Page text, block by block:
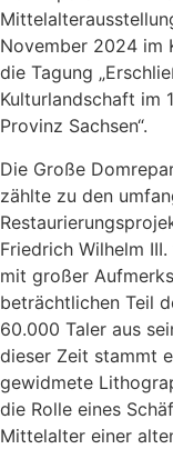
November 2024 im
die Tagung
Kulturlandschaft im
Provinz Sachsen“.
Die Große
zählte zu den
Friedrich Wilhelm
mit großer
beträchtlichen Teil
60.000 Taler aus
dieser Zeit stammt
gewidmete
die Rolle eines
Mittelalter einer